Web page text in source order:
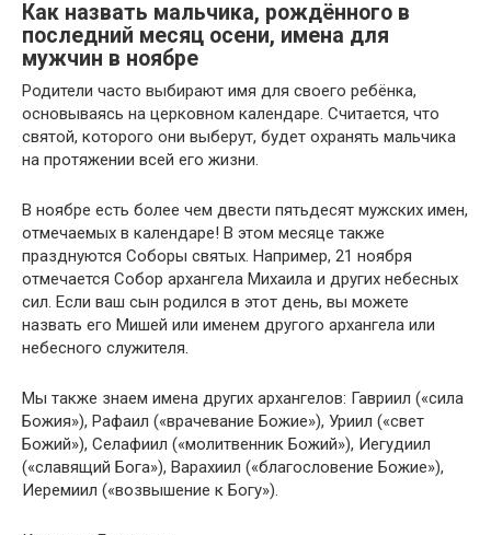
Как назвать мальчика, рождённого в
последний месяц осени, имена для
мужчин в ноябре
Родители часто выбирают имя для своего ребёнка,
основываясь на церковном календаре. Считается, что
святой, которого они выберут, будет охранять мальчика
на протяжении всей его жизни.
В ноябре есть более чем двести пятьдесят мужских имен,
отмечаемых в календаре! В этом месяце также
празднуются Соборы святых. Например, 21 ноября
отмечается Собор архангела Михаила и других небесных
сил. Если ваш сын родился в этот день, вы можете
назвать его Мишей или именем другого архангела или
небесного служителя.
Мы также знаем имена других архангелов: Гавриил («сила
Божия»), Рафаил («врачевание Божие»), Уриил («свет
Божий»), Селафиил («молитвенник Божий»), Иегудиил
(«славящий Бога»), Варахиил («благословение Божие»),
Иеремиил («возвышение к Богу»).